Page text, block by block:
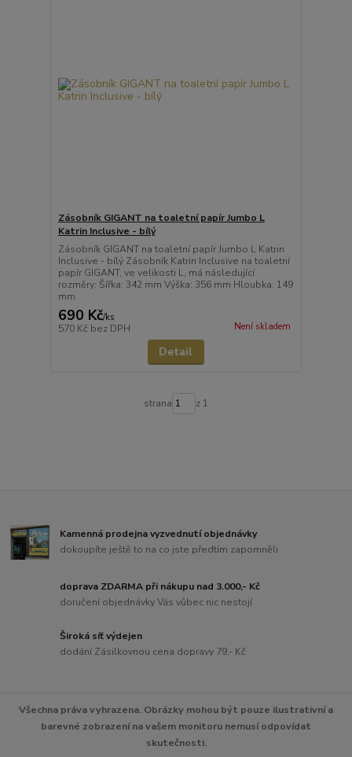
Zásobník GIGANT na toaletní papír Jumbo L
Katrin Inclusive - bílý
Zásobník GIGANT na toaletní papír Jumbo L Katrin
Inclusive - bílý Zásobník Katrin Inclusive na toaletní
papír GIGANT, ve velikosti L, má následující
rozměry: Šířka: 342 mm Výška: 356 mm Hloubka: 149
mm
690 Kč/ks
570 Kč bez DPH Není skladem
Detail
strana z 1
Kamenná prodejna vyzvednutí objednávky
dokoupíte ještě to na co jste předtím zapomněli
doprava ZDARMA při nákupu nad 3.000,- Kč
doručení objednávky Vás vůbec nic nestojí
Široká síť výdejen
dodání Zásilkovnou cena dopravy 79,- Kč
Všechna práva vyhrazena. Obrázky mohou být pouze ilustrativní a
barevné zobrazení na vašem monitoru nemusí odpovídat
skutečnosti.